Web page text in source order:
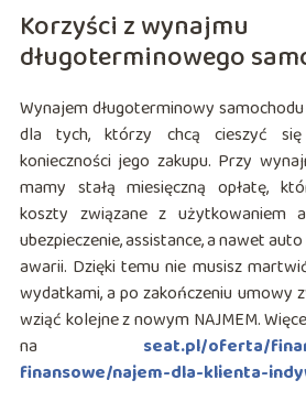
Korzyści z wynajmu
długoterminowego
Wynajem długoterminowy
dla tych, którzy chcą cieszyć
konieczności jego zakupu. Przy
mamy stałą miesięczną opłatę,
koszty związane z użytkowaniem
ubezpieczenie, assistance, a nawet
awarii. Dzięki temu nie musisz
wydatkami, a po zakończeniu umowy
wziąć kolejne z nowym NAJMEM.
na seat.pl/oferta/
finansowe/najem-dla-klienta-